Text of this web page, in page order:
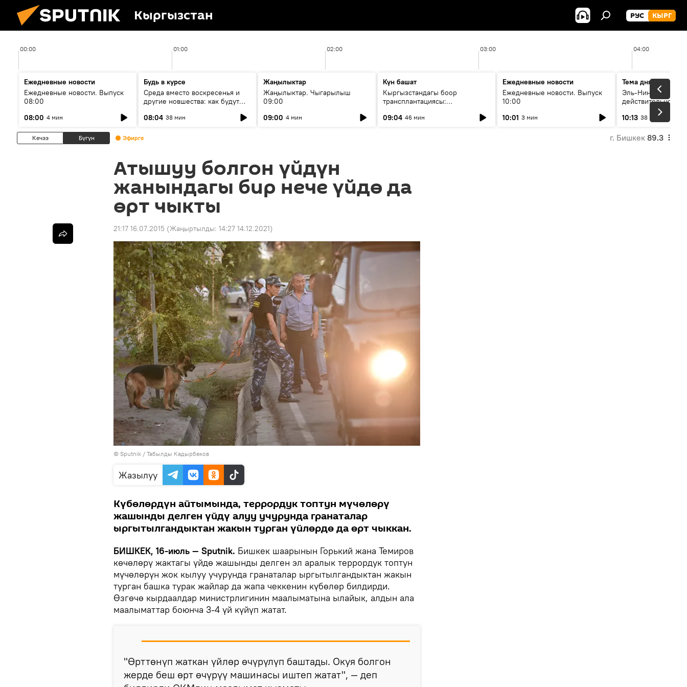
Кыргызстан РУС КЫРГ
00:00 01:00 02:00 03:00 04:00
Ежедневные новости
Ежедневные новости. Выпуск
08:00
08:00 4 мин
Будь в курсе
Среда вместо воскресенья и
другие новшества: как будут
08:04 38 мин
Жаңылыктар
Жаңылыктар. Чыгарылыш
09:00
09:00 4 мин
Күн башат
Кыргызстандагы боор
трансплантациясы:
келечеги
09:04 46 мин
Ежедневные новости
Ежедневные новости. Выпуск
10:00
10:01 3 мин
Тема дня
Эль-Ниньо, жара и
действительно
погоду в
10:13 38 мин
Кечээ Бүгүн Эфирге г. Бишкек 89.3
Атышуу болгон үйдүн
жанындагы бир нече үйдө да
өрт чыкты
21:17 16.07.2015 (Жаңыртылды: 14:27 14.12.2021)
© Sputnik / Табылды Кадырбеков
Жазылуу
Күбөлөрдүн айтымында, террордук топтун мүчөлөрү
жашынды делген үйдү алуу учурунда гранаталар
ыргытылгандыктан жакын турган үйлөрдө да өрт чыккан.
БИШКЕК, 16-июль — Sputnik. Бишкек шаарынын Горький жана Темиров
көчөлөрү жактагы үйдө жашынды делген эл аралык террордук топтун
мүчөлөрүн жок кылуу учурунда гранаталар ыргытылгандыктан жакын
турган башка турак жайлар да жапа чеккенин күбөлөр билдирди.
Өзгөчө кырдаалдар министрлигинин маалыматына ылайык, алдын ала
маалыматтар боюнча 3-4 үй күйүп жатат.
"Өрттөнүп жаткан үйлөр өчүрүлүп баштады. Окуя болгон
жерде беш өрт өчүрүү машинасы иштеп жатат", — деп